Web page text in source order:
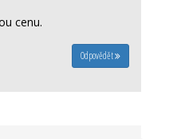
cenu.
Odpovědět